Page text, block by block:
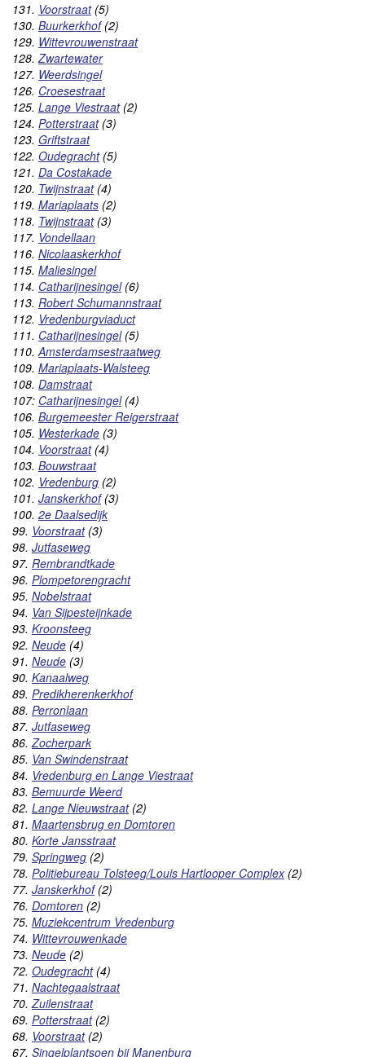
131. Voorstraat(5)
130. Buurkerkhof(2)
129. Wittevrouwenstraat
128.Zwartewater
127. Weerdsingel
126. Croesestraat
125. Lange Viestraat(2)
124. Potterstraat(3)
123. Griftstraat
122. Oudegracht(5)
121. Da Costakade
120. Twijnstraat(4)
119. Mariaplaats (2)
118. Twijnstraat(3)
117. Vondellaan
116. Nicolaaskerkhof
115. Maliesingel
114. Catharijnesingel(6)
113. Robert Schumannstraat
112. Vredenburgviaduct
111. Catharijnesingel(5)
110.Amsterdamsestraatweg
109. Mariaplaats-Walsteeg
108. Damstraat
107: Catharijnesingel(4)
106. Burgemeester Reigerstraat
105. Westerkade (3)
104. Voorstraat(4)
103. Bouwstraat
102. Vredenburg (2)
101. Janskerkhof(3)
100. 2e Daalsedijk
99. Voorstraat(3)
98. Jutfaseweg
97. Rembrandtkade
96. Plompetorengracht
95. Nobelstraat
94. Van Sijpesteijnkade
93. Kroonsteeg
92. Neude (4)
91. Neude (3)
90. Kanaalweg
89. Predikherenkerkhof
88. Perronlaan
87. Jutfaseweg
86.Zocherpark
85. Van Swindenstraat
84. Vredenburg en Lange Viestraat
83. Bemuurde Weerd
82. Lange Nieuwstraat(2)
81. Maartensbrug en Domtoren
80. Korte Jansstraat
79. Springweg (2)
78. Politiebureau Tolsteeg/Louis Hartlooper Complex(2)
77. Janskerkhof(2)
76. Domtoren (2)
75. Muziekcentrum Vredenburg
74. Wittevrouwenkade
73. Neude (2)
72. Oudegracht(4)
71. Nachtegaalstraat
70.Zuilenstraat
69. Potterstraat(2)
68. Voorstraat(2)
67. Singelplantsoen bij Manenburg